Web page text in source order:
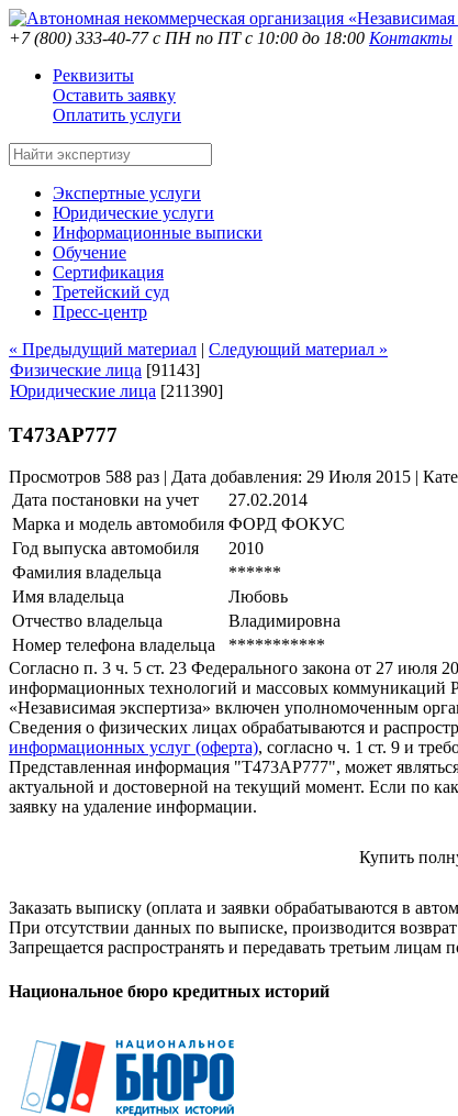
+7 (800) 333-40-77с ПН по ПТ с 10:00 до 18:00 Контакты
Реквизиты
Оставить заявку
Оплатить услуги
Экспертные услуги
Юридические услуги
Информационные выписки
Обучение
Сертификация
Третейский суд
Пресс-центр
« Предыдущий материал | Следующий материал »
Физические лица [91143]
Юридические лица [211390]
Т473АР777
Просмотров 588 раз | Дата добавления: 29 Июля 2015 |
Дата постановки на учет
27.02.2014
Марка и модель автомобиля ФОРД ФОКУС
Год выпуска автомобиля
2010
Фамилия владельца
******
Имя владельца
Любовь
Отчество владельца
Владимировна
Номер телефона владельца
***********
Согласно п. 3 ч. 5 ст. 23 Федерального закона от 27
информационных технологий и массовых коммуникаций
«Независимая экспертиза» включен уполномоченным
Сведения о физических лицах обрабатываются и
информационных услуг (оферта), согласно ч. 1 ст. 9 и
Представленная информация "Т473АР777", может
актуальной и достоверной на текущий момент. Если по
заявку на удаление информации.
Купить
Заказать выписку (оплата и заявки обрабатываются в
При отсутствии данных по выписке, производится
Запрещается распространять и передавать третьим
Национальное бюро кредитных историй